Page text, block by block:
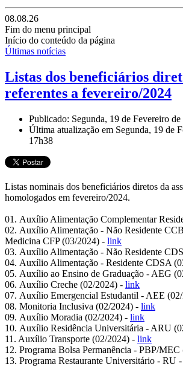
08.08.26
Fim do menu principal
Início do conteúdo da página
Últimas notícias
Listas dos beneficiários
referentes a fevereiro/2024
Publicado: Segunda, 19 de Fevereiro
Última atualização em Segunda, 19 de
17h38
Listas nominais dos beneficiários diretos da
homologados em fevereiro/2024.
01. Auxílio Alimentação Complementar
02. Auxílio Alimentação - Não Residente
Medicina CFP (03/2024) - link
03. Auxílio Alimentação - Não Residente
04. Auxílio Alimentação - Residente CDSA
05. Auxílio ao Ensino de Graduação - AEG
06. Auxílio Creche (02/2024) - link
07. Auxílio Emergencial Estudantil - AEE
08. Monitoria Inclusiva (02/2024) - link
09. Auxílio Moradia (02/2024) - link
10. Auxílio Residência Universitária - ARU
11. Auxílio Transporte (02/2024) - link
12. Programa Bolsa Permanência - PBP/
13. Programa Restaurante Universitário - RU -